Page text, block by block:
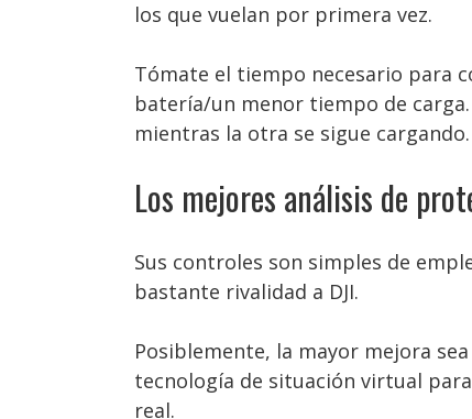
los que vuelan por primera vez.
Tómate el tiempo necesario para
batería/un menor tiempo de
mientras la otra se sigue cargando.
Los mejores análisis de
Sus controles son simples de
bastante rivalidad a DJI.
Posiblemente, la mayor mejora
tecnología de situación virtual
real.